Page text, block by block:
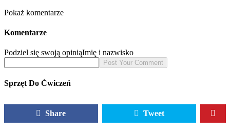
Pokaż komentarze
Komentarze
Podziel się swoją opiniąImię i nazwisko
Sprzęt Do Ćwiczeń
Share Tweet